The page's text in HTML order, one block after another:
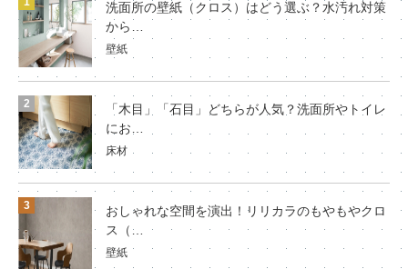
洗面所の壁紙（クロス）はどう選ぶ？水汚れ対策
から…
壁紙
「木目」「石目」どちらが人気？洗面所やトイレ
にお…
床材
おしゃれな空間を演出！リリカラのもやもやクロ
ス（…
壁紙